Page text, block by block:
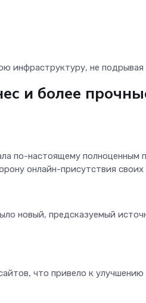
инфраструктуру, не подрывая
и более
по-настоящему полноценным
онлайн-присутствия своих
новый, предсказуемый
что привело к улучшению